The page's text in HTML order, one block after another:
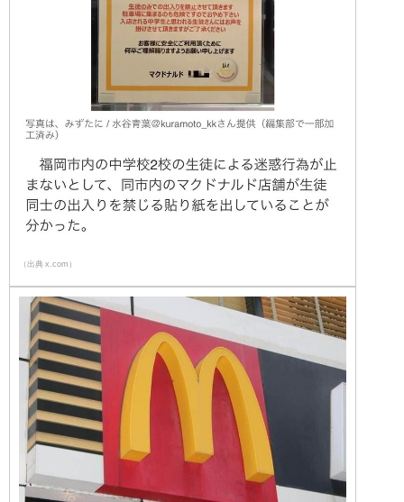
（出典 x.com）